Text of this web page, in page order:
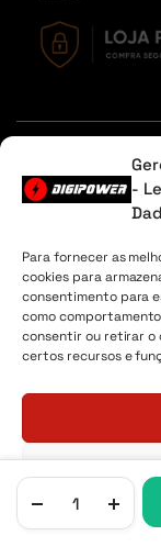
-
Para fornecer as
cookies para
consentimento para
como
consentir ou retirar
certos recursos e
Sobre Nós Minha
Digipower® - 2026
04.225.147/0001-30